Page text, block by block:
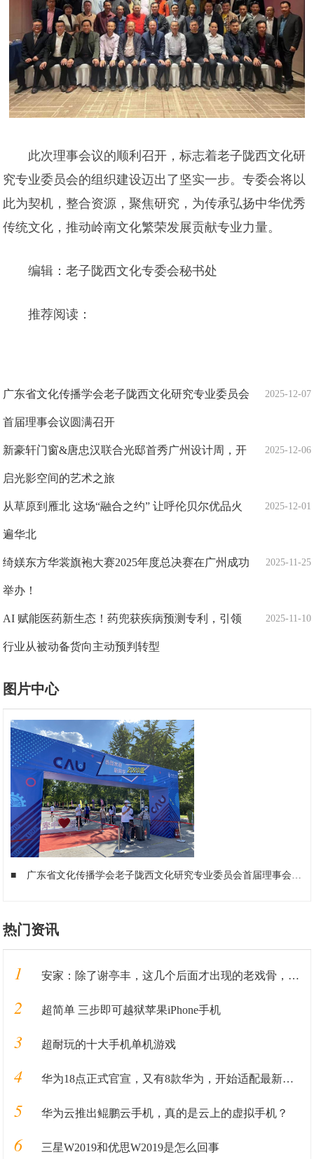
此次理事会议的顺利召开，标志着老子陇西文化研
究专业委员会的组织建设迈出了坚实一步。专委会将以
此为契机，整合资源，聚焦研究，为传承弘扬中华优秀
传统文化，推动岭南文化繁荣发展贡献专业力量。
编辑：老子陇西文化专委会秘书处
推荐阅读：
2025-12-07
广东省文化传播学会老子陇西文化研究专业委员会
首届理事会议圆满召开
2025-12-06
新豪轩门窗&唐忠汉联合光邸首秀广州设计周，开
启光影空间的艺术之旅
2025-12-01
从草原到雁北 这场“融合之约” 让呼伦贝尔优品火
遍华北
2025-11-25
绮媄东方华裳旗袍大赛2025年度总决赛在广州成功
举办！
2025-11-10
AI 赋能医药新生态！药兜获疾病预测专利，引领
行业从被动备货向主动预判转型
图片中心
■ 广东省文化传播学会老子陇西文化研究专业委员会首届理事会议圆满召开
热门资讯
1 安家：除了谢亭丰，这几个后面才出现的老戏骨，比孙俪演得还出彩
2 超简单 三步即可越狱苹果iPhone手机
3 超耐玩的十大手机单机游戏
4 华为18点正式官宣，又有8款华为，开始适配最新华为手机系统！
5 华为云推出鲲鹏云手机，真的是云上的虚拟手机？
6 三星W2019和优思W2019是怎么回事